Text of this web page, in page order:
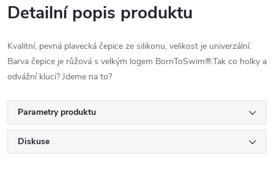
Detailní popis produktu
Kvalitní, pevná plavecká čepice ze silikonu, velikost je univerzální.
Barva čepice je růžová s velkým logem BornToSwim®.Tak co holky a
odvážní kluci? Jdeme na to?
Parametry produktu
Diskuse